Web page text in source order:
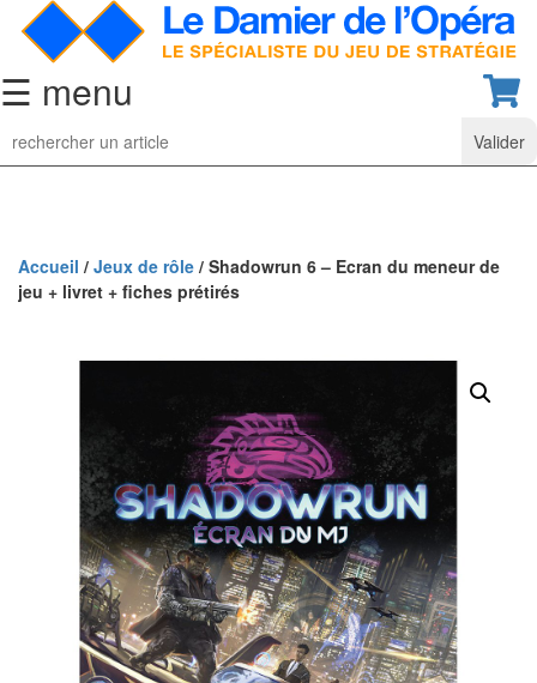
☰ menu
Jeu
d’Echecs
collection
d’échecs
classiques
Coffrets
Echiquiers
voyage
Accueil / Jeux de rôle / Shadowrun 6 – Ecran du meneur de
jeu + livret + fiches prétirés